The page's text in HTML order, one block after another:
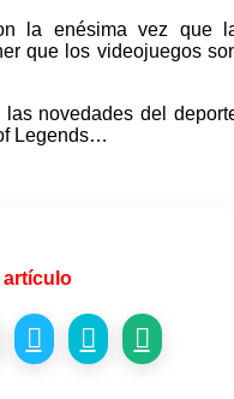
la enésima vez que
que los videojuegos
novedades del
Legends…
artículo